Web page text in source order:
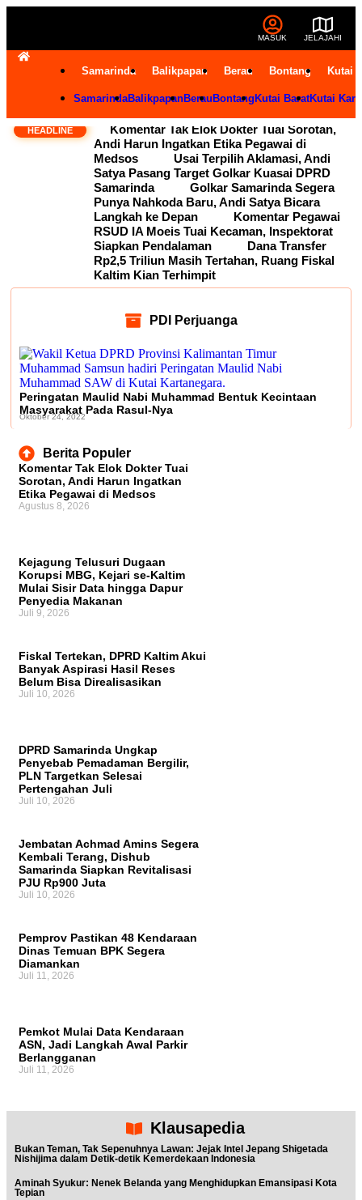
MASUK JELAJAHI
Samarinda Balikpapan Berau Bontang Kutai
SamarindaBalikpapanBerau Bontang Kutai BaratKutai
HEADLINE
Komentar Tak Elok Dokter Tuai Sorotan,
Andi Harun Ingatkan Etika Pegawai di
Medsos
Usai Terpilih Aklamasi, Andi
Satya Pasang Target Golkar Kuasai DPRD
Samarinda
Golkar Samarinda Segera
Punya Nahkoda Baru, Andi Satya Bicara
Langkah ke Depan
Komentar Pegawai
RSUD IA Moeis Tuai Kecaman, Inspektorat
Siapkan Pendalaman
Dana Transfer
Rp2,5 Triliun Masih Tertahan, Ruang Fiskal
Kaltim Kian Terhimpit
PDI Perjuanga
Peringatan Maulid Nabi Muhammad Bentuk Kecintaan
Masyarakat Pada Rasul-Nya
Oktober 24, 2022
Berita Populer
Komentar Tak Elok Dokter Tuai
Sorotan, Andi Harun Ingatkan
Etika Pegawai di Medsos
Agustus 8, 2026
Kejagung Telusuri Dugaan
Korupsi MBG, Kejari se-Kaltim
Mulai Sisir Data hingga Dapur
Penyedia Makanan
Juli 9, 2026
Fiskal Tertekan, DPRD Kaltim Akui
Banyak Aspirasi Hasil Reses
Belum Bisa Direalisasikan
Juli 10, 2026
DPRD Samarinda Ungkap
Penyebab Pemadaman Bergilir,
PLN Targetkan Selesai
Pertengahan Juli
Juli 10, 2026
Jembatan Achmad Amins Segera
Kembali Terang, Dishub
Samarinda Siapkan Revitalisasi
PJU Rp900 Juta
Juli 10, 2026
Pemprov Pastikan 48 Kendaraan
Dinas Temuan BPK Segera
Diamankan
Juli 11, 2026
Pemkot Mulai Data Kendaraan
ASN, Jadi Langkah Awal Parkir
Berlangganan
Juli 11, 2026
Klausapedia
Bukan Teman, Tak Sepenuhnya Lawan: Jejak Intel Jepang Shigetada
Nishijima dalam Detik-detik Kemerdekaan Indonesia
Aminah Syukur: Nenek Belanda yang Menghidupkan Emansipasi Kota
Tepian